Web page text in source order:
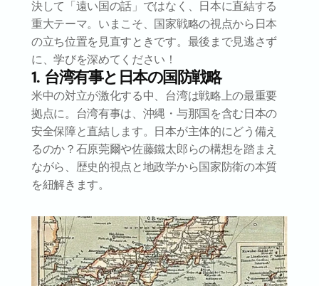
決して「遠い国の話」ではなく、日本に直結する
重大テーマ。いまこそ、国家戦略の視点から日本
の立ち位置を見直すときです。最後まで見逃さず
に、学びを深めてください！
1.  台湾有事と日本の国防戦略
米中の対立が激化する中、台湾は戦略上の最重要
拠点に。台湾有事は、沖縄・与那国を含む日本の
安全保障と直結します。日本が主体的にどう備え
るのか？石原莞爾や佐藤鐵太郎らの構想を踏まえ
ながら、歴史的視点と地政学から国家防衛の本質
を紐解きます。